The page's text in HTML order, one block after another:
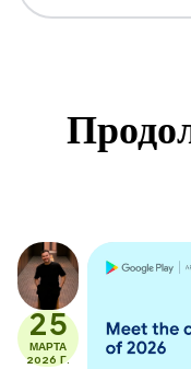
25
МАРТА
2026 Г.